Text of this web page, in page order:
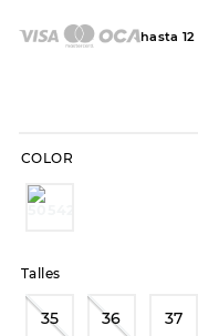
hasta 12
COLOR
Talles
35 36 37